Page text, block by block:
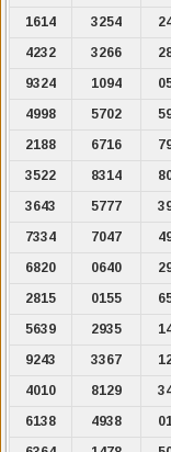
1614
3254
4232
3266
9324
1094
4998
5702
2188
6716
3522
8314
3643
5777
7334
7047
6820
0640
2815
0155
5639
2935
9243
3367
4010
8129
6138
4938